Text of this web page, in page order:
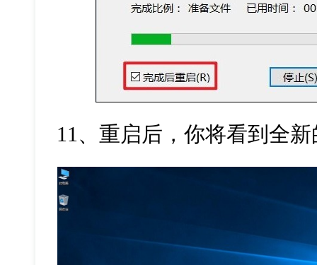
11 、重启后，你将看到全新